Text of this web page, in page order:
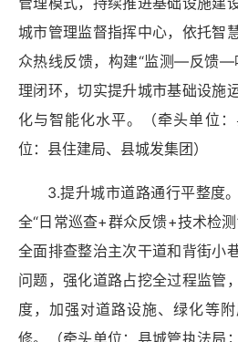
城市管理监督指挥中心，依托智
众热线反馈，构建“监测—反馈—
理闭环，切实提升城市基础设施
化与智能化水平。（牵头单位
位：县住建局、县城发集团）
3.提升城市道路通行平整度
全“日常巡查+群众反馈+技术检测
全面排查整治主次干道和背街小
问题，强化道路占挖全过程监管
度，加强对道路设施、绿化等
修。（牵头单位：县城管执法局